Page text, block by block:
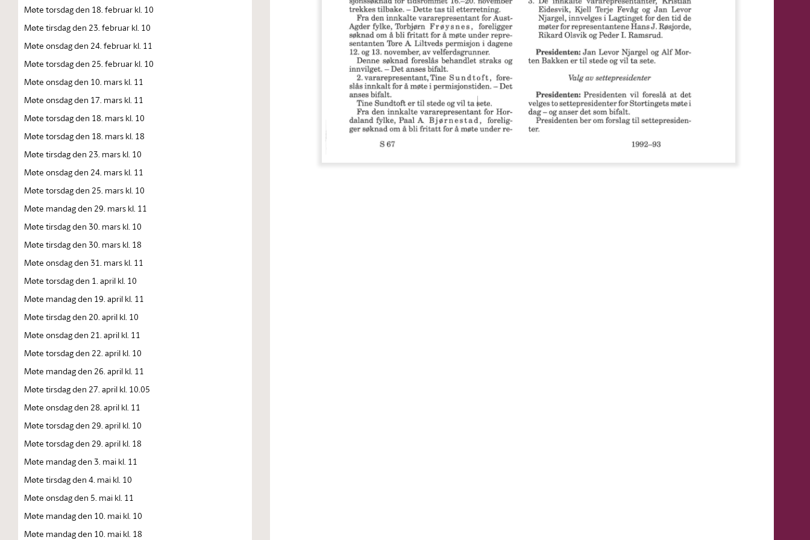
Møte torsdag den 18. februar kl. 10
Møte tirsdag den 23. februar kl. 10
Møte onsdag den 24. februar kl. 11
Møte torsdag den 25. februar kl. 10
Møte onsdag den 10. mars kl. 11
Møte onsdag den 17. mars kl. 11
Møte torsdag den 18. mars kl. 10
Møte torsdag den 18. mars kl. 18
Møte tirsdag den 23. mars kl. 10
Møte onsdag den 24. mars kl. 11
Møte torsdag den 25. mars kl. 10
Møte mandag den 29. mars kl. 11
Møte tirsdag den 30. mars kl. 10
Møte tirsdag den 30. mars kl. 18
Møte onsdag den 31. mars kl. 11
Møte torsdag den 1. april kl. 10
Møte mandag den 19. april kl. 11
Møte tirsdag den 20. april kl. 10
Møte onsdag den 21. april kl. 11
Møte torsdag den 22. april kl. 10
Møte mandag den 26. april kl. 11
Møte tirsdag den 27. april kl. 10.05
Møte onsdag den 28. april kl. 11
Møte torsdag den 29. april kl. 10
Møte torsdag den 29. april kl. 18
Møte mandag den 3. mai kl. 11
Møte tirsdag den 4. mai kl. 10
Møte onsdag den 5. mai kl. 11
Møte mandag den 10. mai kl. 10
Møte mandag den 10. mai kl. 18